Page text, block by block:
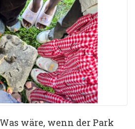
wäre, wenn der Park